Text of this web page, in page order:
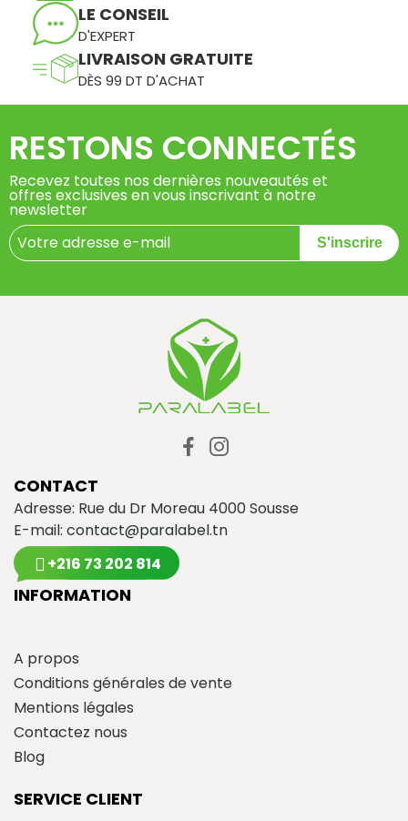
LE CONSEIL
D'EXPERT
LIVRAISON GRATUITE
DÈS 99 DT D'ACHAT
RESTONS CONNECTÉS
Recevez toutes nos dernières nouveautés et
offres exclusives en vous inscrivant à notre
newsletter
S'inscrire
CONTACT
Adresse: Rue du Dr Moreau 4000 Sousse
E-mail: contact@paralabel.tn
+216 73 202 814
INFORMATION
A propos
Conditions générales de vente
Mentions légales
Contactez nous
Blog
SERVICE CLIENT